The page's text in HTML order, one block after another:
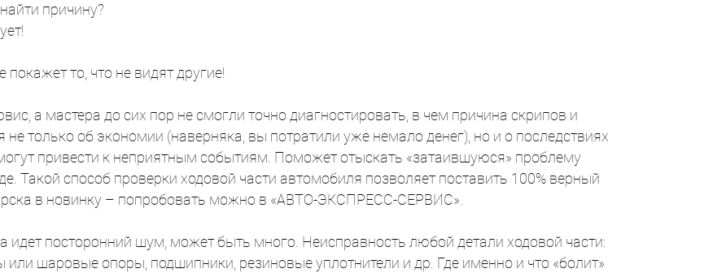
причину?
то, что не видят другие!
а мастера до сих пор не смогли точно диагностировать, в чем причина скрипов и
не только об экономии (наверняка, вы потратили уже немало денег), но и о последствиях
привести к неприятным событиям. Поможет отыскать «затаившуюся» проблему
Такой способ проверки ходовой части автомобиля позволяет поставить 100% верный
в новинку – попробовать можно в «АВТО-ЭКСПРЕСС-СЕРВИС».
идет посторонний шум, может быть много. Неисправность любой детали ходовой части:
или шаровые опоры, подшипники, резиновые уплотнители и др. Где именно и что «болит»